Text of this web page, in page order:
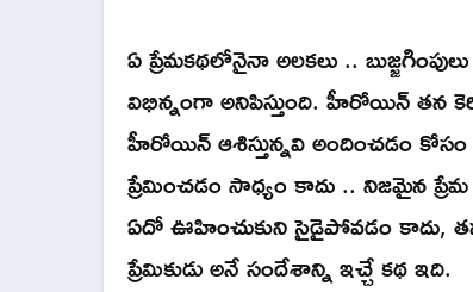
ఏ ప్రేమకథలోనైనా అలకలు ..
విభిన్నంగా అనిపిస్తుంది. హీరోయిన్ తన
హీరోయిన్ ఆశిస్తున్నవి అందించడం కోసం
ప్రేమించడం సాధ్యం కాదు .. నిజమైన
ఏదో ఊహించుకుని సైడైపోవడం కాదు,
ప్రేమికుడు అనే సందేశాన్ని ఇచ్చే కథ ఇది.